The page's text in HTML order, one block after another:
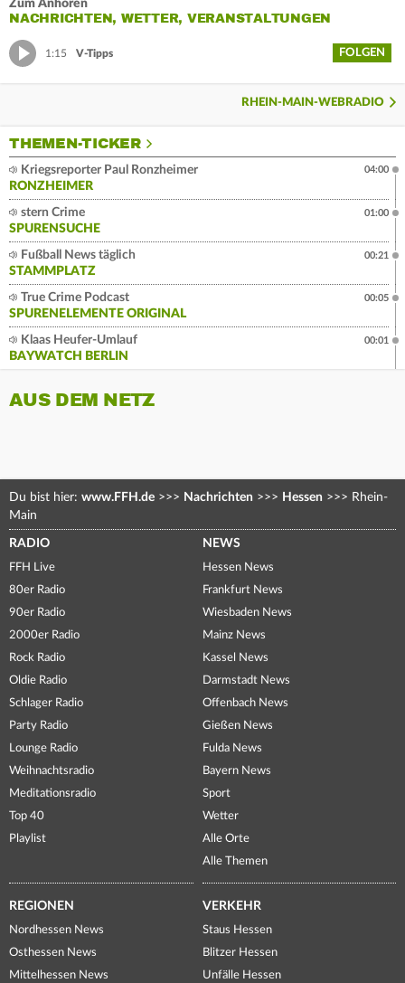
Zum Anhören
NACHRICHTEN, WETTER, VERANSTALTUNGEN
1:15 V-Tipps FOLGEN
RHEIN-MAIN-WEBRADIO
THEMEN-TICKER
Kriegsreporter Paul Ronzheimer
RONZHEIMER
04:00
stern Crime
SPURENSUCHE
01:00
Fußball News täglich
STAMMPLATZ
00:21
True Crime Podcast
SPURENELEMENTE ORIGINAL
00:05
Klaas Heufer-Umlauf
BAYWATCH BERLIN
00:01
AUS DEM NETZ
Du bist hier: www.FFH.de >>> Nachrichten >>> Hessen >>> Rhein-
Main
RADIO
FFH Live
80er Radio
90er Radio
2000er Radio
Rock Radio
Oldie Radio
Schlager Radio
Party Radio
Lounge Radio
Weihnachtsradio
Meditationsradio
Top 40
Playlist
NEWS
Hessen News
Frankfurt News
Wiesbaden News
Mainz News
Kassel News
Darmstadt News
Offenbach News
Gießen News
Fulda News
Bayern News
Sport
Wetter
Alle Orte
Alle Themen
REGIONEN
Nordhessen News
Osthessen News
Mittelhessen News
VERKEHR
Staus Hessen
Blitzer Hessen
Unfälle Hessen